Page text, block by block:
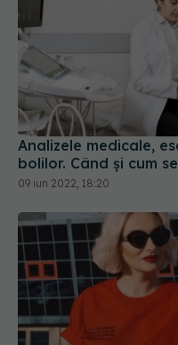
Analizele medicale,
bolilor. Când și cum
09 iun 2022, 18:20